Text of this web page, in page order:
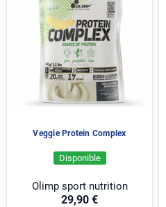
Veggie Protein Complex
Disponible
Olimp sport nutrition
29,90 €